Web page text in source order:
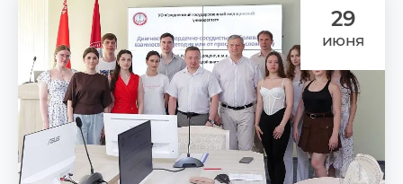
29
июня